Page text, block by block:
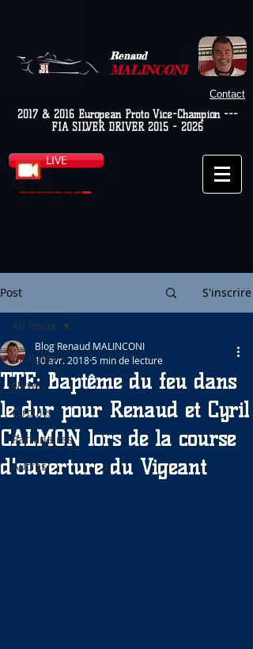
Renaud
MALINCONI
Contact
2017 & 2016 European Proto Vice-Champion ---
FIA SILVER DRIVER 2015 - 2026
LIVE
Post S'inscrire
All Posts
News
Circuits
Partenaires
Autres
All Posts
TTE: Baptême du feu dans
le dur pour Renaud et Cyril
CALMON lors de la course
d'ouverture du Vigeant
Blog Renaud MALINCONI
10 avr. 20185 min de lecture